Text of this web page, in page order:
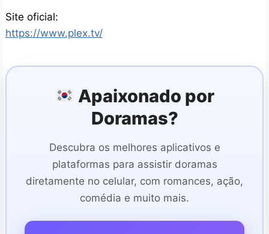
Site oficial:
https://www.plex.tv/
Apaixonado por
Doramas?
Descubra os melhores aplicativos e
plataformas para assistir doramas
diretamente no celular, com romances, ação,
comédia e muito mais.